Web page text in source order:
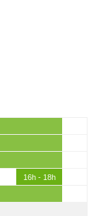
16h - 18h